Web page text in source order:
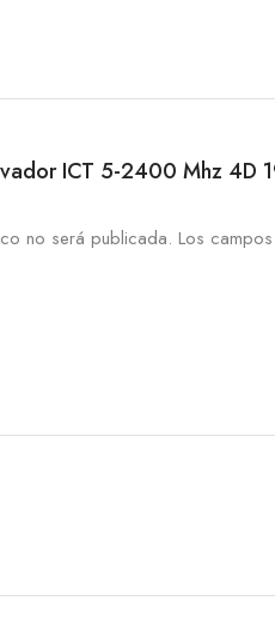
ICT 5-2400 Mhz 4D
no será publicada. Los